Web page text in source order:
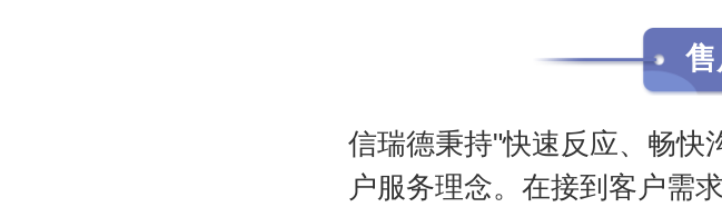
信瑞德秉持"快速反应、畅快
户服务理念。在接到客户需